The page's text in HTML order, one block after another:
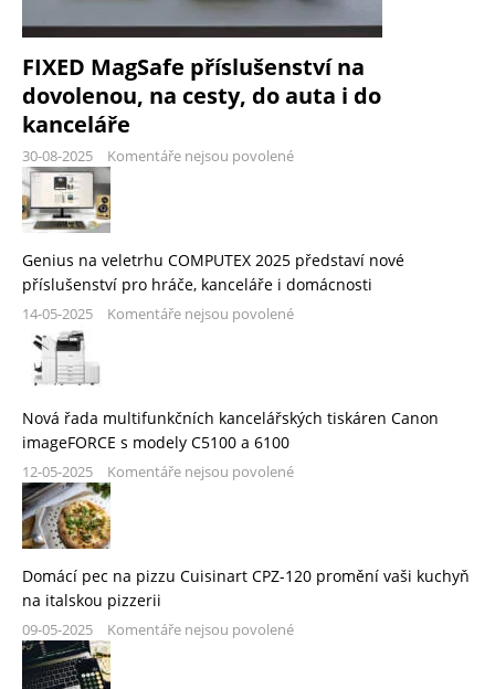
FIXED MagSafe příslušenství na
dovolenou, na cesty, do auta i do
kanceláře
30-08-2025 Komentáře nejsou povolené
Genius na veletrhu COMPUTEX 2025 představí nové
příslušenství pro hráče, kanceláře i domácnosti
14-05-2025 Komentáře nejsou povolené
Nová řada multifunkčních kancelářských tiskáren Canon
imageFORCE s modely C5100 a 6100
12-05-2025 Komentáře nejsou povolené
Domácí pec na pizzu Cuisinart CPZ-120 promění vaši kuchyň
na italskou pizzerii
09-05-2025 Komentáře nejsou povolené